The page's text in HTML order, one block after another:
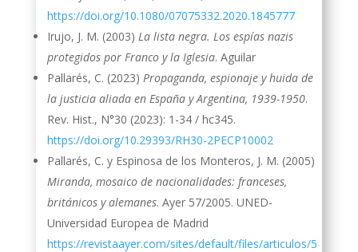
https://doi.org/10.1080/07075332.2020.1845777
Irujo, J. M. (2003) La lista negra. Los espías nazis
protegidos por Franco y la Iglesia. Aguilar
Pallarés, C. (2023) Propaganda, espionaje y huida de
la justicia aliada en España y Argentina, 1939-1950.
Rev. Hist., N°30 (2023): 1-34 / hc345.
https://doi.org/10.29393/RH30-2PECP10002
Pallarés, C. y Espinosa de los Monteros, J. M. (2005)
Miranda, mosaico de nacionalidades: franceses,
británicos y alemanes. Ayer 57/2005. UNED-
Universidad Europea de Madrid
https://revistaayer.com/sites/default/files/articulos/5